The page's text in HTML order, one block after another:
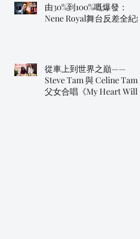
由30%到100%嘅爆發：
Nene Royal舞台反差全紀錄
從車上到世界之巔——
Steve Tam 與 Celine Tam
父女合唱《My Heart Will